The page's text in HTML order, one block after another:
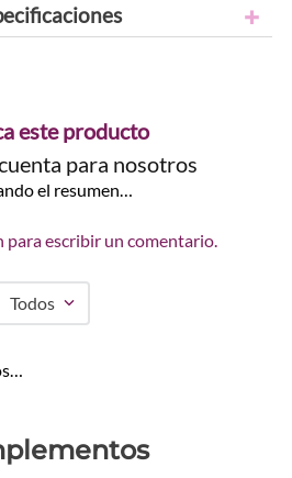
este producto
para nosotros
el resumen…
para escribir un comentario.
Todos